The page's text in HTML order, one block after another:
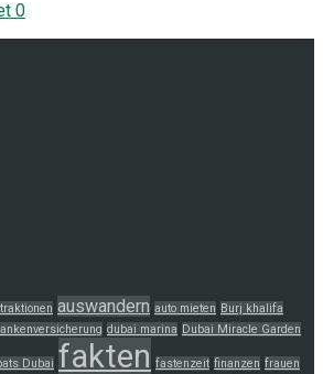
0
auswandern auto mieten Burj khalifa
dubai marina Dubai Miracle Garden
Dubai fakten fastenzeit finanzen frauen